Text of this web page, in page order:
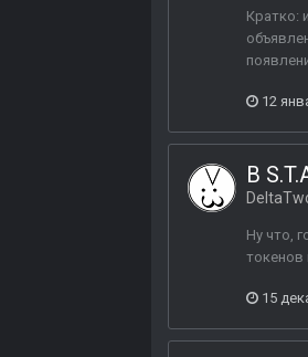
Кратко:
12
В
Ну что,
токенов
15